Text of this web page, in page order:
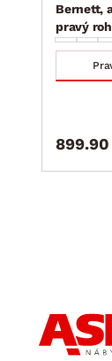
Bernett,
pravý roh